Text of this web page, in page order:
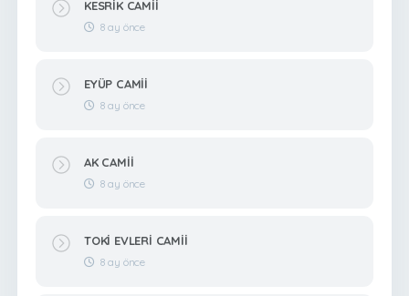
KESRİK CAMİİ
8 ay önce
EYÜP CAMİİ
8 ay önce
AK CAMİİ
8 ay önce
TOKİ EVLERİ CAMİİ
8 ay önce